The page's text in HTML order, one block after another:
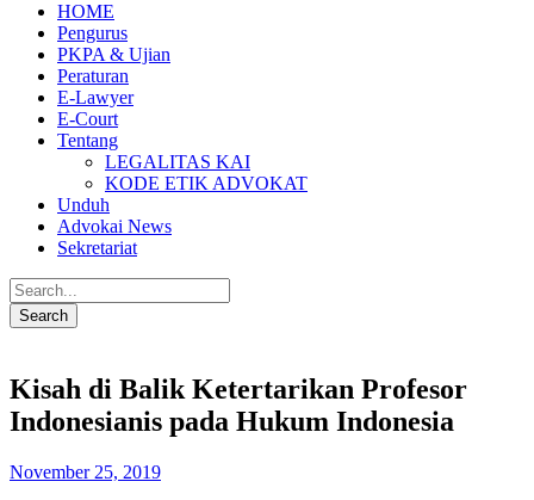
HOME
Pengurus
PKPA & Ujian
Peraturan
E-Lawyer
E-Court
Tentang
LEGALITAS KAI
KODE ETIK ADVOKAT
Unduh
Advokai News
Sekretariat
Kisah di Balik Ketertarikan Profesor
Indonesianis pada Hukum Indonesia
November 25, 2019